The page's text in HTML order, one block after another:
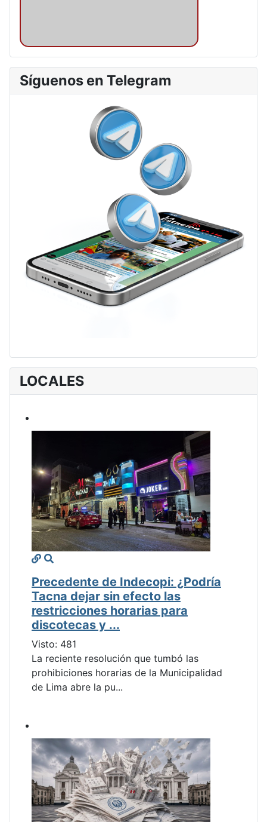
Síguenos en Telegram
LOCALES
Precedente de Indecopi: ¿Podría
Tacna dejar sin efecto las
restricciones horarias para
discotecas y ...
Visto: 481
La reciente resolución que tumbó las
prohibiciones horarias de la Municipalidad
de Lima abre la pu...